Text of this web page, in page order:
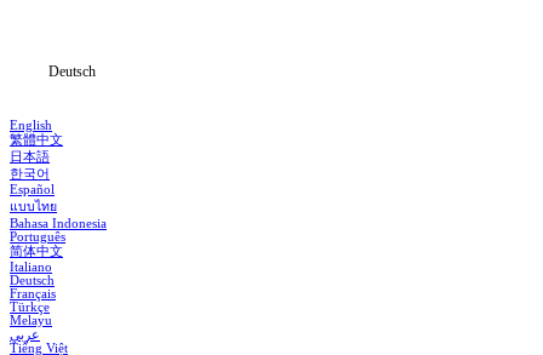
Deutsch
English
繁體中文
日本語
한국어
Español
แบบไทย
Bahasa Indonesia
Português
简体中文
Italiano
Deutsch
Français
Türkçe
Melayu
عربي
Tiếng Việt